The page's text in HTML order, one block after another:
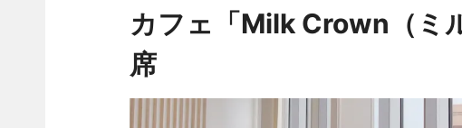
カフェ「Milk Crown（ミ
席